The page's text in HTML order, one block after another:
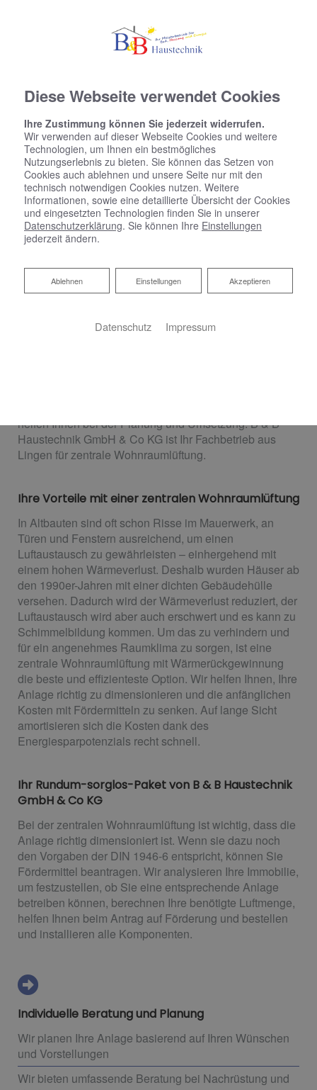
helfen Ihnen bei der Planung und Umsetzung. B & B
Haustechnik GmbH & Co KG ist Ihr Fachbetrieb aus
Lingen für zentrale Wohnraumlüftung.
Ihre Vorteile mit einer zentralen Wohnraumlüftung
In Altbauten sind oft schon Risse im Mauerwerk, an
Türen und Fenstern ausreichend, um einen
Luftaustausch zu gewährleisten – einhergehend mit
einem hohen Wärmeverlust. Deshalb wurden Häuser ab
den 1990er-Jahren mit einer dichten Gebäudehülle
versehen. Dadurch wird der Wärmeverlust reduziert, der
Luftaustausch wird aber auch erschwert und es kann zu
Schimmelbildung kommen. Um das zu verhindern und
für ein angenehmes Raumklima zu sorgen, ist eine
zentrale Wohnraumlüftung mit Wärmerückgewinnung
die beste und effizienteste Option. Wir helfen Ihnen, Ihre
Anlage richtig zu dimensionieren und die anfänglichen
Kosten mit Fördermitteln zu senken. Auf lange Sicht
amortisieren sich die Kosten dank des
Energiesparpotenzials recht schnell.
Ihr Rundum-sorglos-Paket von B & B Haustechnik
GmbH & Co KG
Bei der zentralen Wohnraumlüftung ist wichtig, dass die
Anlage richtig dimensioniert ist. Wenn sie dazu noch
den Vorgaben der DIN 1946-6 entspricht, können Sie
Fördermittel beantragen. Wir analysieren Ihre Immobilie,
um festzustellen, ob Sie eine entsprechende Anlage
betreiben können, berechnen Ihre benötigte Luftmenge,
helfen Ihnen beim Antrag auf Förderung und bestellen
und installieren alle Komponenten.
Individuelle Beratung und Planung
Wir planen Ihre Anlage basierend auf Ihren Wünschen
und Vorstellungen
Wir bieten umfassende Beratung bei Nachrüstung und
Diese Webseite verwendet Cookies
Ihre Zustimmung können Sie jederzeit widerrufen.
Wir verwenden auf dieser Webseite Cookies und weitere
Technologien, um Ihnen ein bestmögliches
Nutzungserlebnis zu bieten. Sie können das Setzen von
Cookies auch ablehnen und unsere Seite nur mit den
technisch notwendigen Cookies nutzen. Weitere
Informationen, sowie eine detaillierte Übersicht der Cookies
und eingesetzten Technologien finden Sie in unserer
Datenschutzerklärung. Sie können Ihre Einstellungen
jederzeit ändern.
Akzeptieren
Einstellungen
Ablehnen
Ablehnen
Datenschutz Impressum